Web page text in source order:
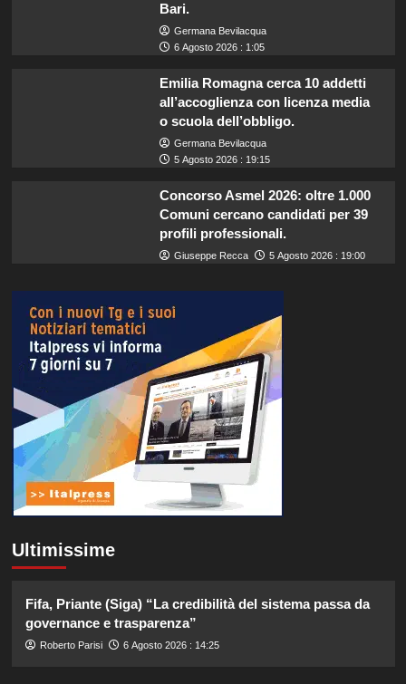
Bari.
Germana Bevilacqua
6 Agosto 2026 : 1:05
Emilia Romagna cerca 10 addetti
all’accoglienza con licenza media
o scuola dell’obbligo.
Germana Bevilacqua
5 Agosto 2026 : 19:15
Concorso Asmel 2026: oltre 1.000
Comuni cercano candidati per 39
profili professionali.
Giuseppe Recca 5 Agosto 2026 : 19:00
Ultimissime
Fifa, Priante (Siga) “La credibilità del sistema passa da
governance e trasparenza”
Roberto Parisi 6 Agosto 2026 : 14:25